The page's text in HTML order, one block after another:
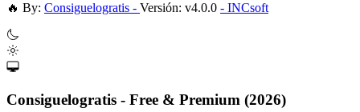
🔥 By: Consiguelogratis - Versión: v4.0.0 - INCsoft
Consiguelogratis - Free & Premium (2026)